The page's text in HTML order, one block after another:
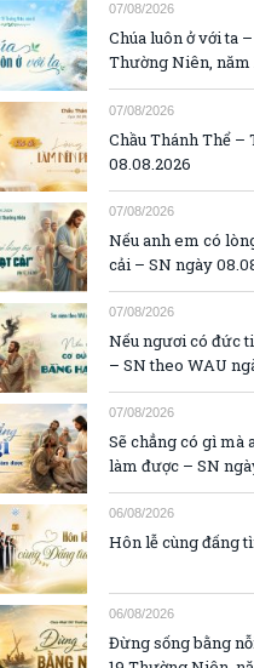
07/08/2026
Chúa luôn ở với ta
Thường Niên, năm
07/08/2026
Chầu Thánh Thể –
08.08.2026
07/08/2026
Nếu anh em có
cải – SN ngày
07/08/2026
Nếu ngươi có đức
– SN theo WAU
07/08/2026
Sẽ chẳng có gì mà
làm được – SN
06/08/2026
Hôn lễ cùng đấng
06/08/2026
Đừng sống bằng